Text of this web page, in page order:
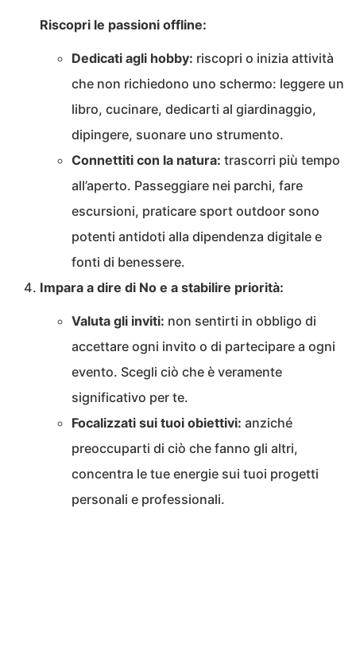
Riscopri le passioni offline:
Dedicati agli hobby: riscopri o inizia attività
che non richiedono uno schermo: leggere un
libro, cucinare, dedicarti al giardinaggio,
dipingere, suonare uno strumento.
Connettiti con la natura: trascorri più tempo
all’aperto. Passeggiare nei parchi, fare
escursioni, praticare sport outdoor sono
potenti antidoti alla dipendenza digitale e
fonti di benessere.
Impara a dire di No e a stabilire priorità:
Valuta gli inviti: non sentirti in obbligo di
accettare ogni invito o di partecipare a ogni
evento. Scegli ciò che è veramente
significativo per te.
Focalizzati sui tuoi obiettivi: anziché
preoccuparti di ciò che fanno gli altri,
concentra le tue energie sui tuoi progetti
personali e professionali.